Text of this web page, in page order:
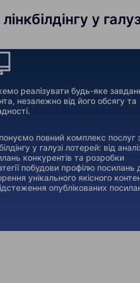
у
реалізувати будь-яке
незалежно від його обсягу та
повний комплекс послуг
у галузі лотерей: від
конкурентів та розробки
побудови профілю посилань
унікального якісного
опублікованих